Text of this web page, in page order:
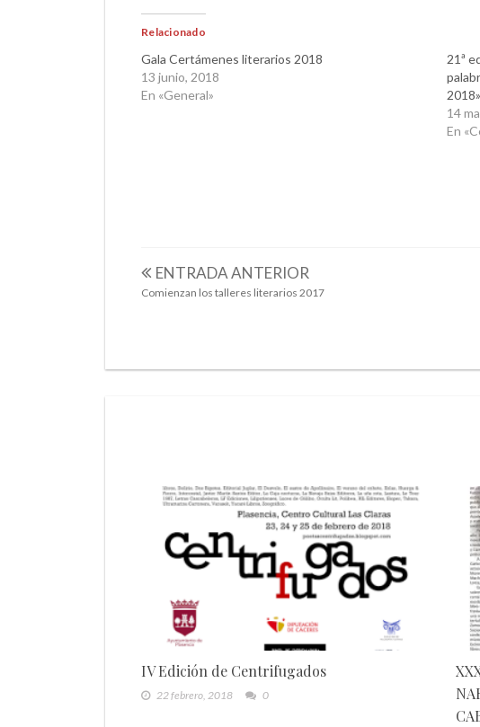
Relacionado
Gala Certámenes literarios 2018
13 junio, 2018
En «General»
21ª
2018»
14
En
ENTRADA ANTERIOR
Comienzan los talleres literarios 2017
IV Edición de Centrifugados
22 febrero, 2018 0